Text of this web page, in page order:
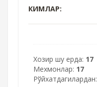
КИМЛАР:
Хозир шу ерда: 17
Мехмонлар: 17
Рўйхатдагилардан: